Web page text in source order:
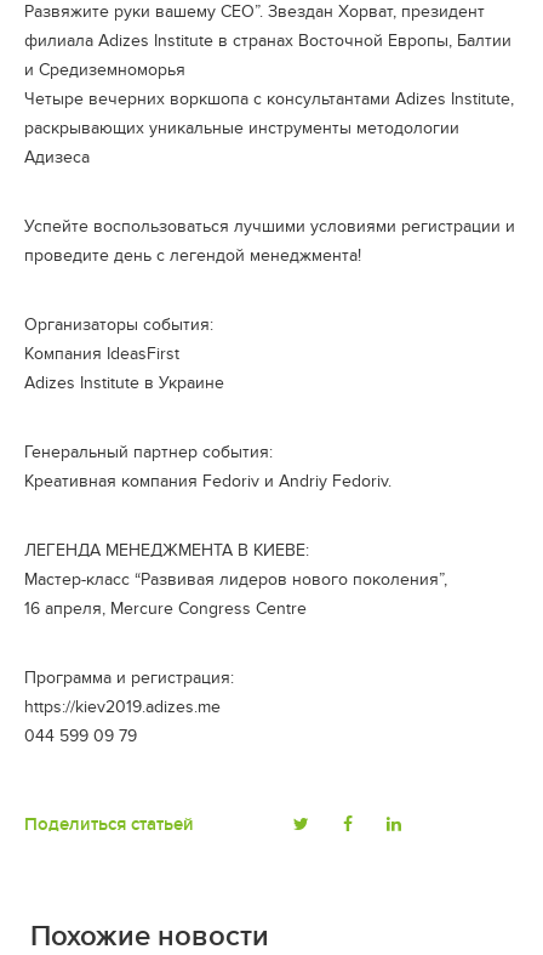
Развяжите руки вашему СЕО”. Звездан Хорват, президент
филиала Adizes Institute в странах Восточной Европы, Балтии
и Средиземноморья
Четыре вечерних воркшопа с консультантами Adizes Institute,
раскрывающих уникальные инструменты методологии
Адизеса
Успейте воспользоваться лучшими условиями регистрации и
проведите день с легендой менеджмента!
Организаторы события:
Компания IdeasFirst
Adizes Institute в Украине
Генеральный партнер события:
Креативная компания Fedoriv и Andriy Fedoriv.
ЛЕГЕНДА МЕНЕДЖМЕНТА В КИЕВЕ:
Мастер-класс “Развивая лидеров нового поколения”,
16 апреля, Mercure Congress Centre
Программа и регистрация:
https://kiev2019.adizes.me
044 599 09 79
Поделиться статьей
Похожие новости